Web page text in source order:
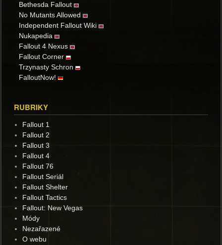
Bethesda Fallout
No Mutants Allowed
Independent Fallout Wiki
Nukapedia
Fallout 4 Nexus
Fallout Corner
Trzynasty Schron
FalloutNow!
RUBRIKY
Fallout 1
Fallout 2
Fallout 3
Fallout 4
Fallout 76
Fallout Seriál
Fallout Shelter
Fallout Tactics
Fallout: New Vegas
Módy
Nezařazené
O webu